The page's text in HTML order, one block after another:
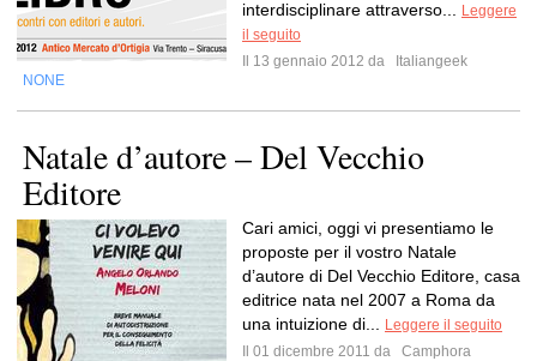
interdisciplinare attraverso...
Leggere
il seguito
Il 13 gennaio 2012 da
Italiangeek
NONE
Natale d’autore – Del Vecchio
Editore
Cari amici, oggi vi presentiamo le
proposte per il vostro Natale
d’autore di Del Vecchio Editore, casa
editrice nata nel 2007 a Roma da
una intuizione di...
Leggere il seguito
Il 01 dicembre 2011 da
Camphora